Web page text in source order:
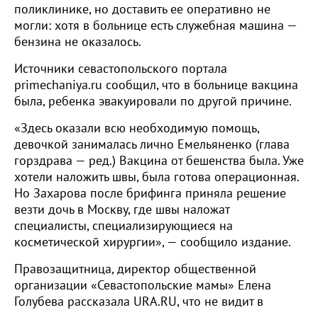
поликлинике, но доставить ее оперативно не
могли: хотя в больнице есть служебная машина —
бензина не оказалось.
Источники севастопольского портала
primechaniya.ru сообщил, что в больнице вакцина
была, ребенка эвакуировали по другой причине.
«Здесь оказали всю необходимую помощь,
девочкой занималась лично Емельяненко (глава
горздрава — ред.) Вакцина от бешенства была. Уже
хотели наложить швы, была готова операционная.
Но Захарова после брифинга приняла решение
везти дочь в Москву, где швы наложат
специалисты, специализирующиеся на
косметической хирургии», — сообщило издание.
Правозащитница, директор общественной
организации «Севастопольские мамы» Елена
Голубева рассказала URA.RU, что не видит в